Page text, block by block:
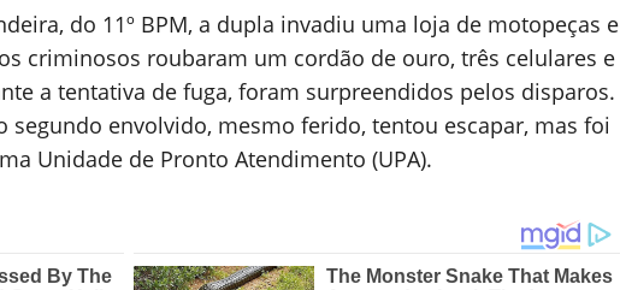
do 11º BPM, a dupla invadiu uma loja de motopeças e
criminosos roubaram um cordão de ouro, três celulares e
a tentativa de fuga, foram surpreendidos pelos disparos.
envolvido, mesmo ferido, tentou escapar, mas foi
Unidade de Pronto Atendimento (UPA).